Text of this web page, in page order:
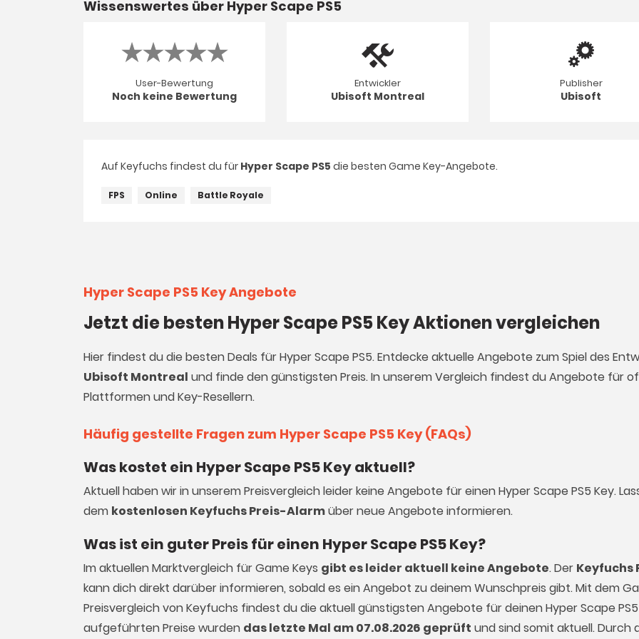
Wissenswertes über Hyper Scape PS5
User-Bewertung
Noch keine Bewertung
Entwickler
Ubisoft Montreal
Publisher
Ubisoft
Auf Keyfuchs findest du für Hyper Scape PS5 die besten Game Key-Angebote.
FPS Online Battle Royale
Hyper Scape PS5 Key Angebote
Jetzt die besten Hyper Scape PS5 Key Aktionen vergleichen
Hier findest du die besten Deals für Hyper Scape PS5. Entdecke aktuelle Angebote zum Spiel des
Ubisoft Montreal und finde den günstigsten Preis. In unserem Vergleich findest du Angebote für
Plattformen und Key-Resellern.
Häufig gestellte Fragen zum Hyper Scape PS5 Key (FAQs)
Was kostet ein Hyper Scape PS5 Key aktuell?
Aktuell haben wir in unserem Preisvergleich leider keine Angebote für einen Hyper Scape PS5 Key.
dem kostenlosen Keyfuchs Preis-Alarmüber neue Angebote informieren.
Was ist ein guter Preis für einen Hyper Scape PS5 Key?
Im aktuellen Marktvergleich fürGame Keys gibt es leider aktuell keine Angebote. Der Keyfuchs
kann dich direkt darüber informieren, sobald es ein Angebot zu deinem Wunschpreis gibt. Mit dem
Preisvergleich von Keyfuchs findest du die aktuell günstigsten Angebote für deinen Hyper Scape PS5
aufgeführten Preise wurden das letzte Mal am 07.08.2026 geprüft und sind somit aktuell. Durch